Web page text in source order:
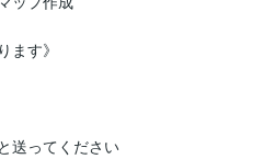
す》
送ってください